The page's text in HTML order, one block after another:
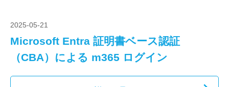
2025-05-21
Microsoft Entra 証明書ベース認証
（CBA）による m365 ログイン